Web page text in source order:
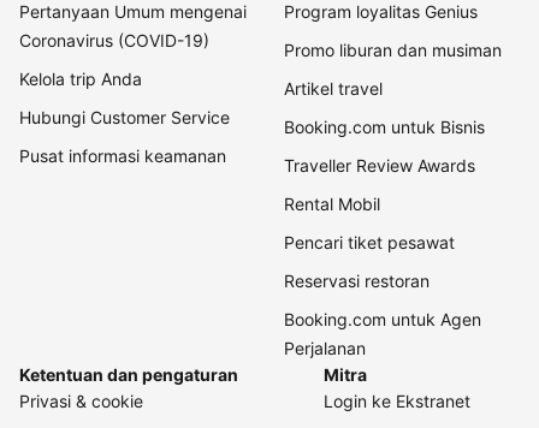
Pertanyaan Umum mengenai
Coronavirus (COVID-19)
Kelola trip Anda
Hubungi Customer Service
Pusat informasi keamanan
Program loyalitas Genius
Promo liburan dan musiman
Artikel travel
Booking.com untuk Bisnis
Traveller Review Awards
Rental Mobil
Pencari tiket pesawat
Reservasi restoran
Booking.com untuk Agen
Perjalanan
Ketentuan dan pengaturan
Privasi & cookie
Mitra
Login ke Ekstranet